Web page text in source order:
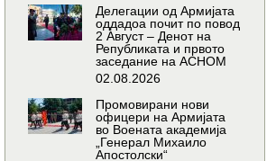
Делегации од Армијата
оддадоа почит по повод
2 Август – Денот на
Републиката и првото
заседание на АСНОМ
02.08.2026
Промовирани нови
офицери на Армијата
во Воената академија
„Генерал Михаило
Апостолски“